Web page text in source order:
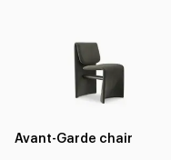
Avant-Garde chair